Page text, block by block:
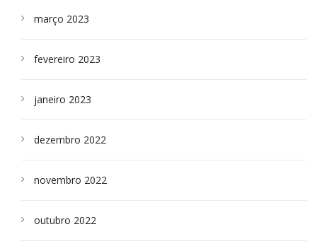
março 2023
fevereiro 2023
janeiro 2023
dezembro 2022
novembro 2022
outubro 2022